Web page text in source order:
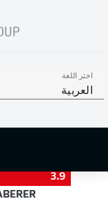
اختر اللغة
العربية
418
74 %
3.9